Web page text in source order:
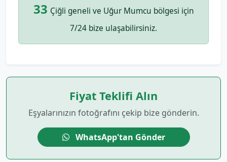
33 Çiğli geneli ve Uğur Mumcu bölgesi için
7/24 bize ulaşabilirsiniz.
Fiyat Teklifi Alın
Eşyalarınızın fotoğrafını çekip bize gönderin.
WhatsApp'tan Gönder